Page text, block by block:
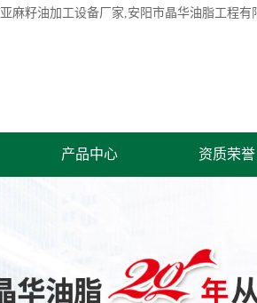
亚麻籽油加工设备厂家,安阳市晶华油脂工程
产品中心 资质荣誉